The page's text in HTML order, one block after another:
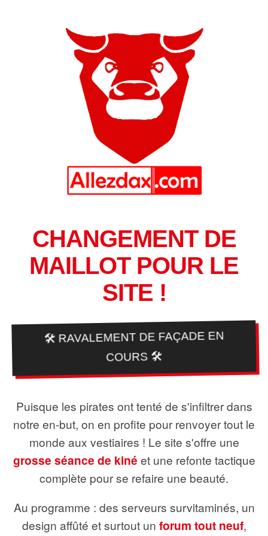
CHANGEMENT DE
MAILLOT POUR LE
SITE !
🛠️ RAVALEMENT DE FAÇADE EN
COURS 🛠️
Puisque les pirates ont tenté de s'infiltrer dans
notre en-but, on en profite pour renvoyer tout le
monde aux vestiaires ! Le site s'offre une
grosse séance de kiné et une refonte tactique
complète pour se refaire une beauté.
Au programme : des serveurs survitaminés, un
design affûté et surtout un forum tout neuf,